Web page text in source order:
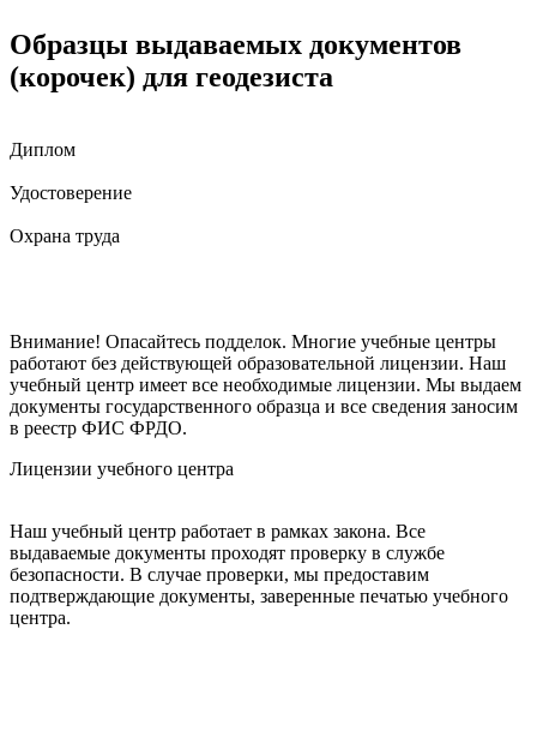
Образцы выдаваемых документов
(корочек) для геодезиста
Диплом
Удостоверение
Охрана труда
Внимание! Опасайтесь подделок. Многие учебные центры
работают без действующей образовательной лицензии. Наш
учебный центр имеет все необходимые лицензии. Мы выдаем
документы государственного образца и все сведения заносим
в реестр ФИС ФРДО.
Лицензии учебного центра
Наш учебный центр работает в рамках закона. Все
выдаваемые документы проходят проверку в службе
безопасности. В случае проверки, мы предоставим
подтверждающие документы, заверенные печатью учебного
центра.